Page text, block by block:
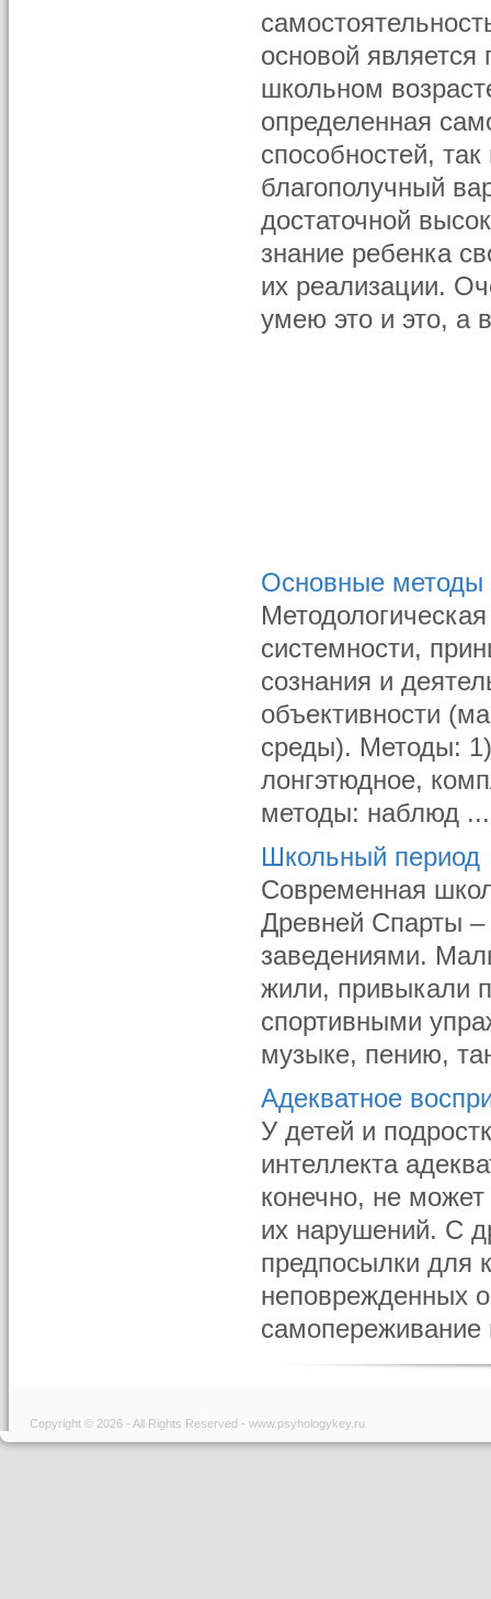
основой
школьном
определенная
способностей,
благополучный
достаточной
знание ребенка
их реализации.
умею это и это, а
Основные методы
системности,
сознания и
объективности
среды). Методы:
лонгэтюдное,
методы: наблюд ...
Школьный период
Современная
Древней Спарты
заведениями.
жили, привыкали
спортивными
музыке, пению,
Адекватное
У детей и
интеллекта
конечно, не
их нарушений. С
предпосылки для
неповрежденных
самопереживание
Copyright © 2026 - All Rights Reserved - www.psyhologykey.ru